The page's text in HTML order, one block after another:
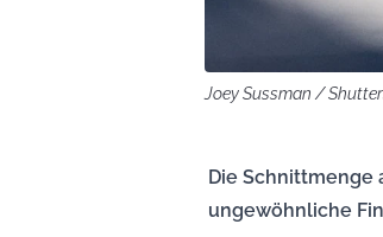
Joey Sussman /
Die Schnittmenge
ungewöhnliche